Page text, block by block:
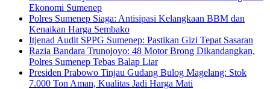
Ekonomi Sumenep
Polres Sumenep Siaga: Antisipasi Kelangkaan BBM dan
Kenaikan Harga Sembako
Itjenad Audit SPPG Sumenep: Pastikan Gizi Tepat Sasaran
Razia Bandara Trunojoyo: 48 Motor Brong Dikandangkan,
Polres Sumenep Tebas Balap Liar
Presiden Prabowo Tinjau Gudang Bulog Magelang: Stok
7.000 Ton Aman, Kualitas Jadi Harga Mati